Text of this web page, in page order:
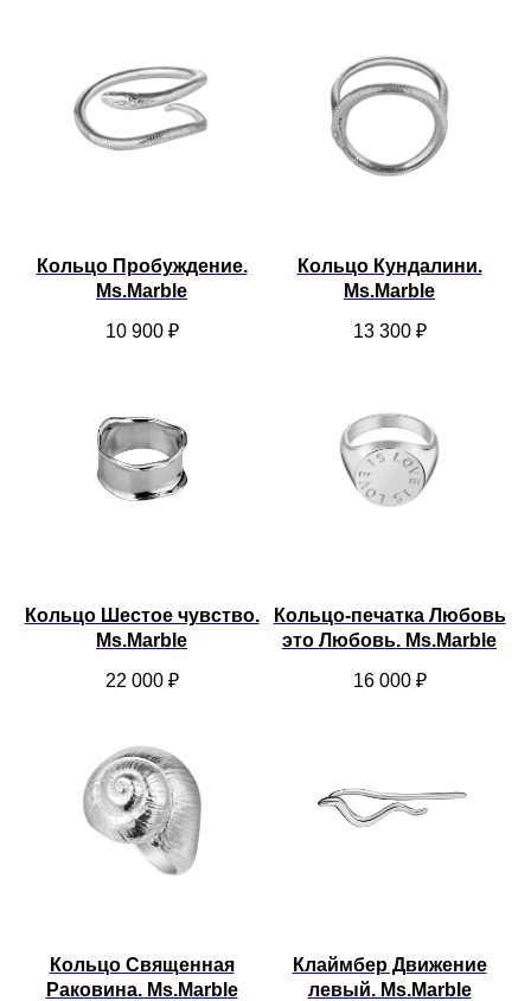
Кольцо Пробуждение.
Ms.Marble
10 900 ₽
Кольцо Кундалини.
Ms.Marble
13 300 ₽
Кольцо Шестое чувство.
Ms.Marble
22 000 ₽
Кольцо-печатка Любовь
это Любовь. Ms.Marble
16 000 ₽
Кольцо Священная
Раковина. Ms.Marble
Клаймбер Движение
левый. Ms.Marble